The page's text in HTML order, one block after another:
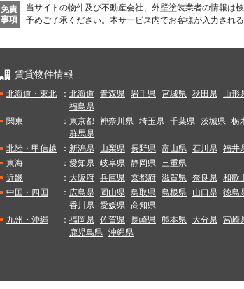
免責
事項
当サイトの物件及び不動産会社、外壁塗装業者の情報は
予めご了承ください。 本サービス内でお客様が入力され
賃貸物件情報
北海道・東北 ： 北海道 青森県 岩手県 宮城県 秋田県
山形
福島県
関東
： 東京都 神奈川県 埼玉県 千葉県 茨城県 栃
群馬県
北陸・甲信越
： 新潟県 山梨県 長野県 富山県 石川県 福井
東海
： 愛知県 岐阜県 静岡県 三重県
近畿
： 大阪府 兵庫県 京都府 滋賀県 奈良県 和歌
中国・四国
： 広島県 岡山県 鳥取県 島根県 山口県 徳島
香川県 愛媛県 高知県
九州・沖縄
： 福岡県 佐賀県 長崎県 熊本県 大分県 宮崎
鹿児島県 沖縄県